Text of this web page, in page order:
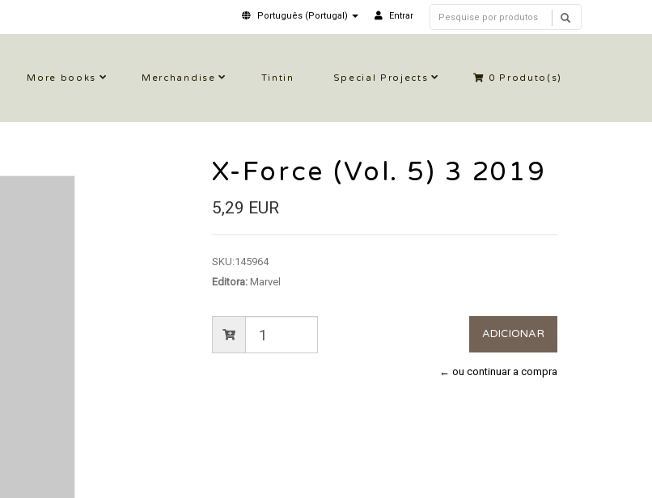
Português (Portugal) Entrar
More books Merchandise Tintin Special Projects 0 Produto(s)
X-Force (Vol. 5) 3 2019
5,29 EUR
SKU:145964
Editora:Marvel
← ou continuar a compra